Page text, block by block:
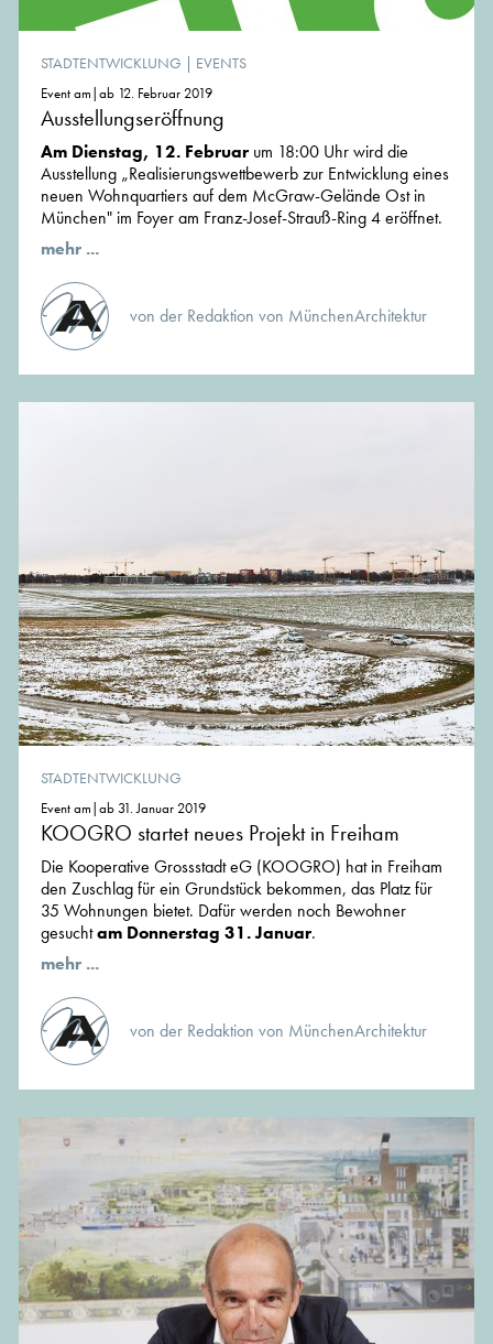
STADTENTWICKLUNG | EVENTS
Event am|ab 12. Februar 2019
Ausstellungseröffnung
Am Dienstag, 12. Februar um 18:00 Uhr wird die
Ausstellung „Realisierungswettbewerb zur Entwicklung eines
neuen Wohnquartiers auf dem McGraw-Gelände Ost in
München" im Foyer am Franz-Josef-Strauß-Ring 4 eröffnet.
mehr ...
von der Redaktion von MünchenArchitektur
STADTENTWICKLUNG
Event am|ab 31. Januar 2019
KOOGRO startet neues Projekt in Freiham
Die Kooperative Grossstadt eG (KOOGRO) hat in Freiham
den Zuschlag für ein Grundstück bekommen, das Platz für
35 Wohnungen bietet. Dafür werden noch Bewohner
gesuchtam Donnerstag 31. Januar.
mehr ...
von der Redaktion von MünchenArchitektur